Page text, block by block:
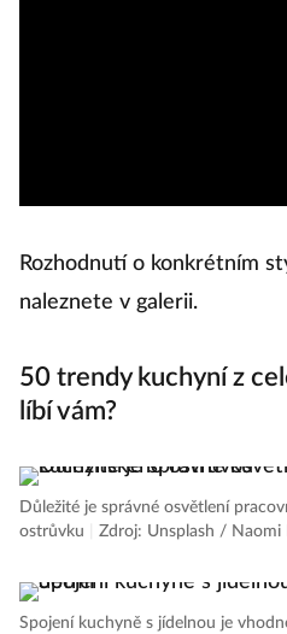
Rozhodnutí o konkrétním
naleznete v galerii.
50 trendy kuchyní z
líbí vám?
Důležité je správné osvětlení
ostrůvku
Zdroj: Unsplash / Naomi
Spojení kuchyně s jídelnou je